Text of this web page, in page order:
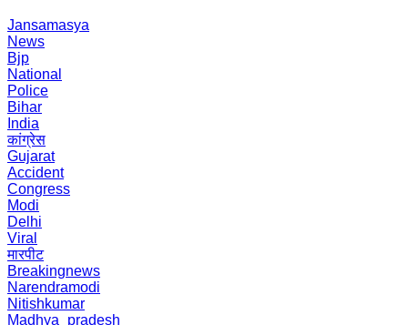
Jansamasya
News
Bjp
National
Police
Bihar
India
कांग्रेस
Gujarat
Accident
Congress
Modi
Delhi
Viral
मारपीट
Breakingnews
Narendramodi
Nitishkumar
Madhya_pradesh